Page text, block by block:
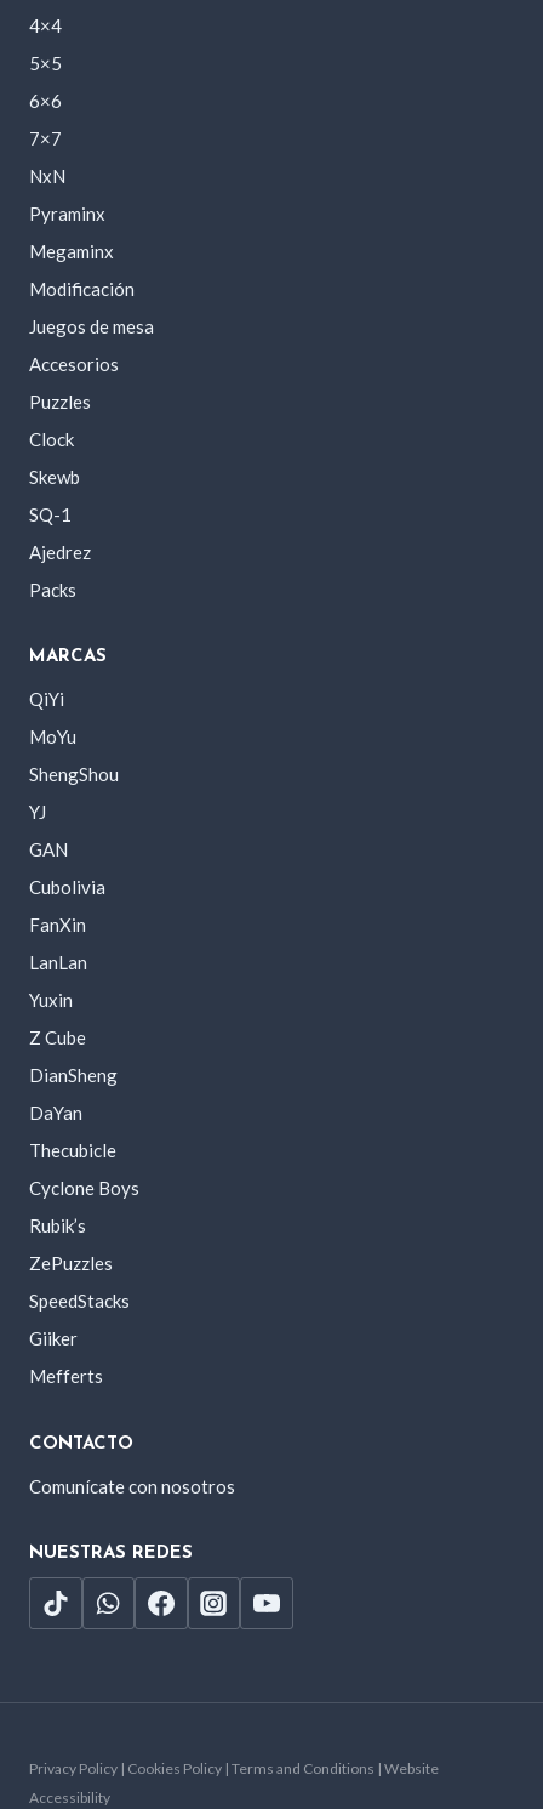
4×4
5×5
6×6
7×7
NxN
Pyraminx
Megaminx
Modificación
Juegos de mesa
Accesorios
Puzzles
Clock
Skewb
SQ-1
Ajedrez
Packs
MARCAS
QiYi
MoYu
ShengShou
YJ
GAN
Cubolivia
FanXin
LanLan
Yuxin
Z Cube
DianSheng
DaYan
Thecubicle
Cyclone Boys
Rubik’s
ZePuzzles
SpeedStacks
Giiker
Mefferts
CONTACTO
Comunícate con nosotros
NUESTRAS REDES
Privacy Policy | Cookies Policy | Terms and Conditions | Website
Accessibility